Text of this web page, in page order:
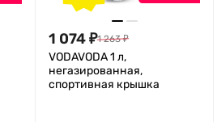
1 074₽1 263 ₽
VODAVODA 1 л,
негазированная,
спортивная крышка